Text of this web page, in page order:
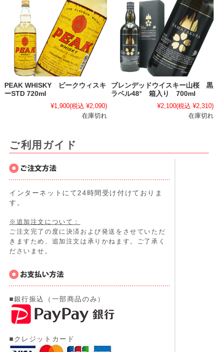
PEAK WHISKY ピークウィスキ
ーSTD 720ml
¥1,900(税込 ¥2,090)
在庫切れ
ブレンデッドウイスキー山桜 黒
ラベル48° 箱入り 700ml
¥2,100(税込 ¥2,310)
在庫切れ
ご利用ガイド
インターネットにて24時間受け付けておりま
す。
※追加注文について：
ご注文完了の度に決済および発送をさせていただ
きますため、追加注文は承りかねます。ご了承く
ださいませ。
■銀行振込（一部商品のみ）
■クレジットカード